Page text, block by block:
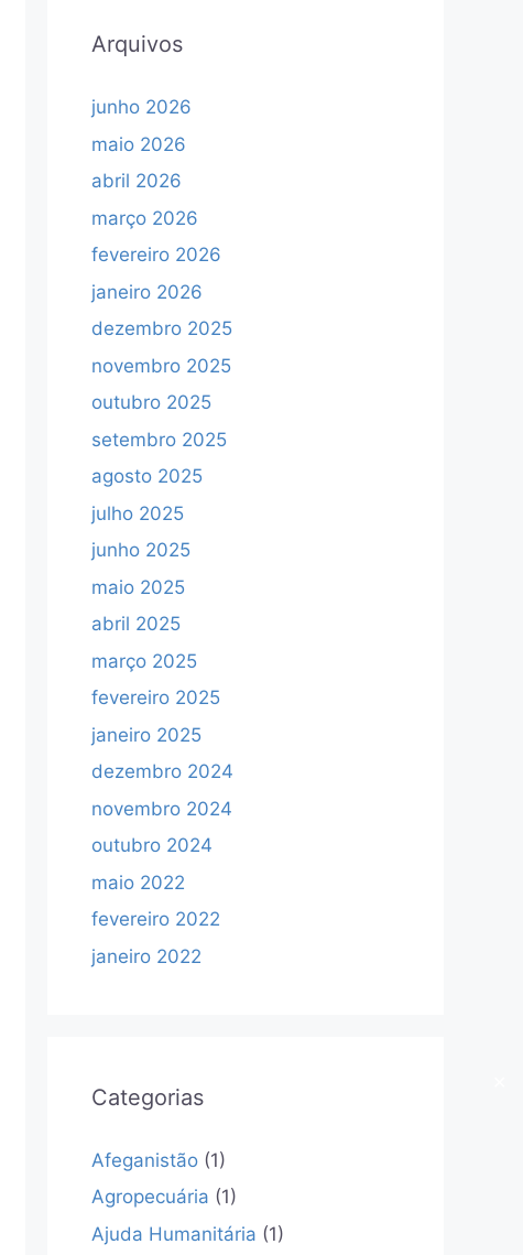
Arquivos
junho 2026
maio 2026
abril 2026
março 2026
fevereiro 2026
janeiro 2026
dezembro 2025
novembro 2025
outubro 2025
setembro 2025
agosto 2025
julho 2025
junho 2025
maio 2025
abril 2025
março 2025
fevereiro 2025
janeiro 2025
dezembro 2024
novembro 2024
outubro 2024
maio 2022
fevereiro 2022
janeiro 2022
Categorias
Afeganistão (1)
Agropecuária (1)
Ajuda Humanitária (1)